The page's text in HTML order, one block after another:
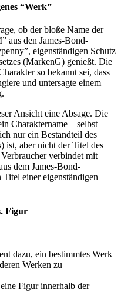
“Werk”
ob der bloße Name der
aus den James-Bond-
eigenständigen Schutz
(MarkenG) genießt. Die
so bekannt sei, dass
und untersagte einem
Ansicht eine Absage. Die
Charaktername – selbst
nur ein Bestandteil des
ist, aber nicht der Titel des
verbindet mit
dem James-Bond-
einer eigenständigen
Figur
dazu, ein bestimmtes Werk
Werken zu
Figur innerhalb der